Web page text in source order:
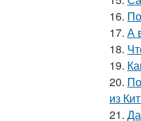
16.
17. А
18.
19.
20.
из
21.